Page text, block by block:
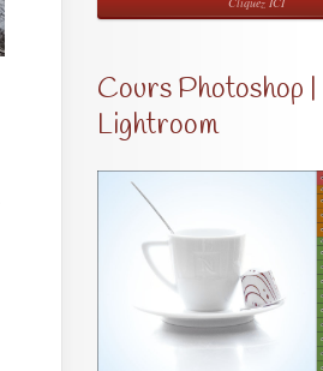
Cours Photoshop |
Lightroom